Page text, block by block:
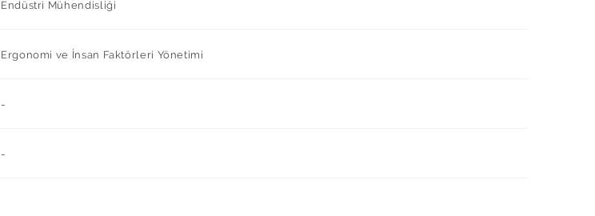
Endüstri Mühendisliği
Ergonomi ve İnsan Faktörleri Yönetimi
-
-